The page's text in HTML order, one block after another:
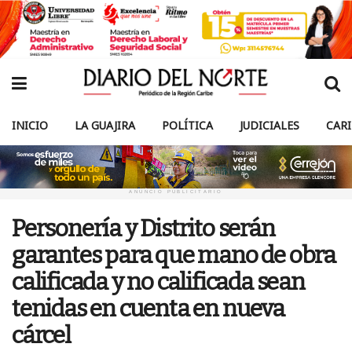
INICIO LA GUAJIRA POLÍTICA JUDICIALES
ANUNCIO PUBLICITARIO
Personería y Distrito serán
garantes para que mano de obra
calificada y no calificada sean
tenidas en cuenta en nueva
cárcel